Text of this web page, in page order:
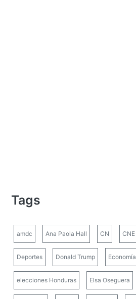
Tags
amdc Ana Paola Hall CN CNE
Deportes Donald Trump Economía
elecciones Honduras Elsa Oseguera